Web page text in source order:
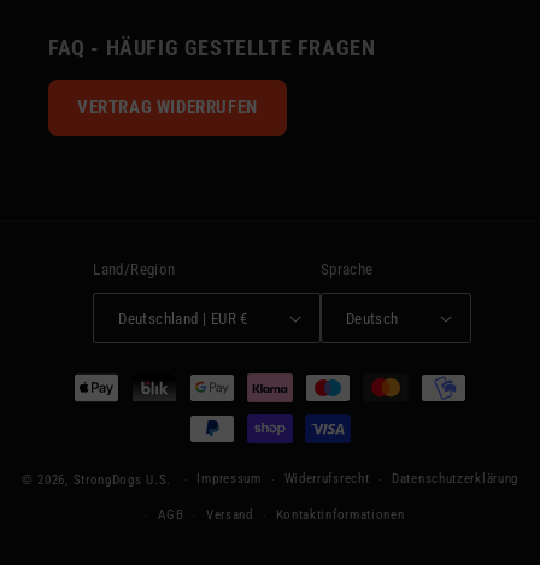
FAQ - HÄUFIG GESTELLTE FRAGEN
VERTRAG WIDERRUFEN
Land/Region
Deutschland | EUR €
Sprache
Deutsch
Zahlungsmethoden
© 2026, StrongDogs U.S. Impressum Widerrufsrecht Datenschutzerklärung
AGB Versand Kontaktinformationen